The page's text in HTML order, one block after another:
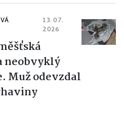
13. 07.
2026
neobvyklý
Muž odevzdal